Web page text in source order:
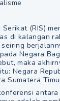
(RIS)
di kalangan
seiring
Negara
maka
Negara
Sumatera